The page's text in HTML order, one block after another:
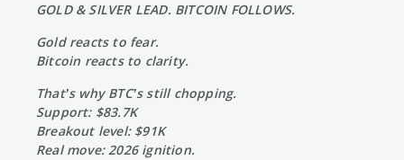
GOLD & SILVER LEAD. BITCOIN FOLLOWS.
Gold reacts to fear.
Bitcoin reacts to clarity.
That’s why BTC’s still chopping.
Support: $83.7K
Breakout level: $91K
Real move: 2026 ignition.